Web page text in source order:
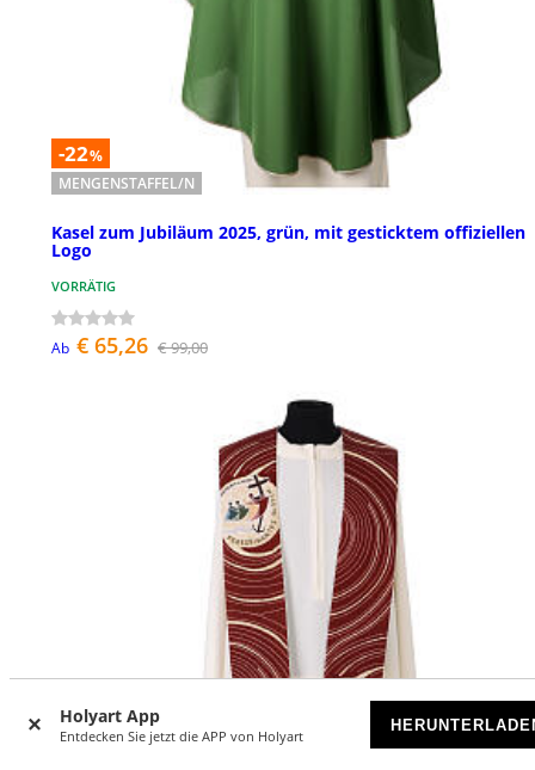
Holyart App
Entdecken Sie jetzt die APP von Holyart
-22%
MENGENSTAFFEL/N
Kasel zum Jubiläum 2025, grün, mit gesticktem offiziellen
Logo
VORRÄTIG
Ab € 65,26 € 99,00